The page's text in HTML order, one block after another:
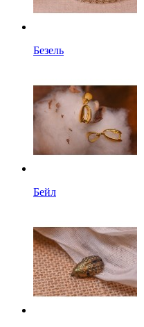
Безель
Бейл